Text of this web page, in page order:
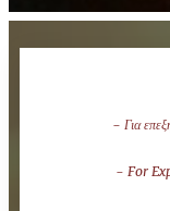
- Για
- For